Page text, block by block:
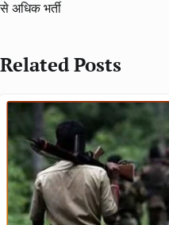
से अधिक भर्ती
Related Posts